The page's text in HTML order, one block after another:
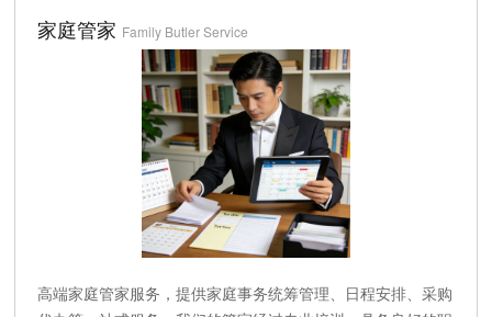
家庭管家 Family Butler Service
高端家庭管家服务，提供家庭事务统筹管理、日程安排、采购